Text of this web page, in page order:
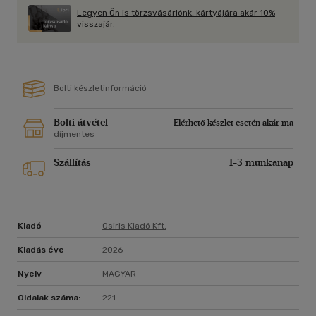
a szabadság és az elnyomás, a demokrácia és a
totalitarizmus számára.
Legyen Ön is törzsvásárlónk, kártyájára akár 10%
visszajár.
Bolti készletinformáció
Bolti átvétel
Elérhető készlet esetén akár ma
díjmentes
Szállítás 1-3 munkanap
Kiadó Osiris Kiadó Kft.
Kiadás éve 2026
Nyelv MAGYAR
Oldalak száma: 221